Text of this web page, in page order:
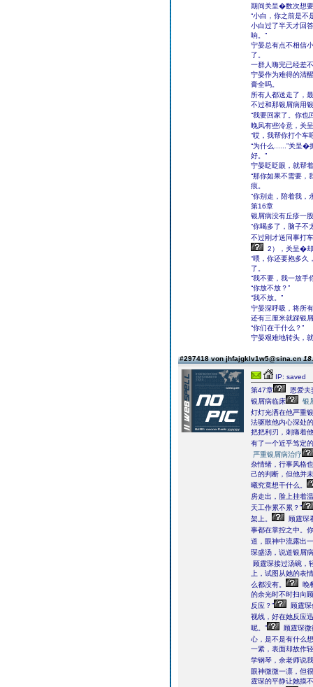
期间关呈�数次想
“小白，你之前是不
小白过了半天才回
响。”
宁晏总有点不相信
了。
一群人嗨完已经差
宁晏作为难得的清
膏全吗。
所有人都送走了，
不过和那银屑病用
“我要回家了。你也
晚风有些冷意，关
“哎，我帮你打个车
“为什么......”关呈�
好。”
宁晏眨眨眼，就帮
“那你如果不需要，
痕。
“你别走，陪着我
第16章
银屑病没有丘疹一
“你喝多了，脑子不
不过刚才送同事打
2），关呈�
“喂，你还要抱多久
了。
“我不要，我一放手
“你放不放？”
“我不放。”
宁晏深呼吸，将所
还有三厘米就踩银
“你们在干什么？”
宁晏艰难地转头，
#297418 von jhfajgklv1w5@sina.cn
IP: saved
第47章
恩爱夫
银屑病临床
银
灯灯光洒在他严重
法驱散他内心深处
把把利刃，刺痛着
有了一个近乎笃定
严重银屑病治疗
杂情绪，行事风格
己的判断，但他并
曦究竟想干什么。
房走出，脸上挂着
天工作累不累？”
架上。
顾霆琛
事都在掌控之中。
道，眼神中流露出
琛盛汤，说道银屑
顾霆琛接过汤碗，
上，试图从她的表
么都没有。
晚
的余光时不时扫向
反应？”
顾霆
视线，好在她反应
呢。”
顾霆琛
心，是不是有什么
一紧，表面却故作
学钢琴，余老师说
眼神微微一凛，但
霆琛的平静让她摸